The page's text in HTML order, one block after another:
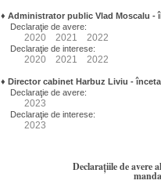
♦ Administrator public Vlad Moscalu -
Declaraţie de avere:
2020 2021 2022
Declaraţie de interese:
2020 2021 2022
♦ Director cabinet Harbuz Liviu -
Declaraţie de avere:
2023
Declaraţie de interese:
2023
Declarațiile de avere